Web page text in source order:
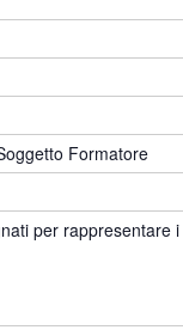
Formatore
per